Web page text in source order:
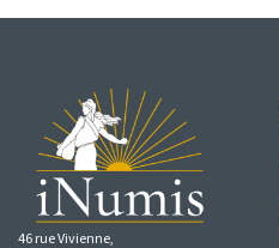
46 rue Vivienne,